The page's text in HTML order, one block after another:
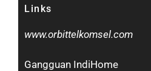
Links
www.orbittelkomsel.com
Gangguan IndiHome